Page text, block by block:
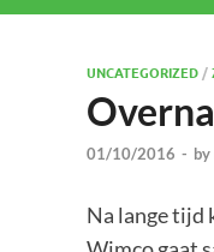
UNCATEGORIZED /
01/10/2016 - by
Na lange tijd